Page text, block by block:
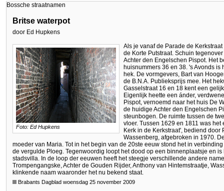
Bossche straatnamen
Britse waterpot
door Ed Hupkens
Foto: Ed Hupkens
Als je vanaf de Parade de
de Korte Putstraat. Schuin
Achter den Engelschen Pispot. Het
huisnummers 36 en 38. 's Avonds
hek. De vormgevers, Bart van
de B.N.A. Publieksprijs mee. Het
Gasselstraat 16 en 18 kent een
Eigenlijk heette een ánder,
Pispot, vernoemd naar het huis De
de huidige Achter den Engelschen
steunbogen. De ruimte tussen de
vloer. Tussen 1629 en 1811 was
Kerk in de Kerkstraat', bediend
Wassenberg, afgebroken in 1970.
moeder van Maria. Tot in het begin van de 20ste eeuw stond het in
de vergulde Ploeg. Tegenwoordig loopt het dood op een binnenplaatsje en
stadsvilla. In de loop der eeuwen heeft het steegje verschillende andere
Trompengangske, Achter de Gouden Rijder, Anthony van Hintemstraatje,
klinkende naam waaronder het nu bekend staat.
Brabants Dagblad woensdag 25 november 2009